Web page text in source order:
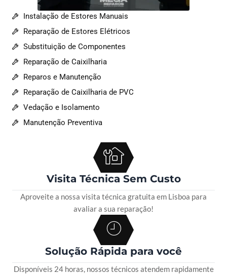
Instalação de Estores Manuais
Reparação de Estores Elétricos
Substituição de Componentes
Reparação de Caixilharia
Reparos e Manutenção
Reparação de Caixilharia de PVC
Vedação e Isolamento
Manutenção Preventiva
Visita Técnica Sem Custo
Aproveite a nossa visita técnica gratuita em Lisboa para
avaliar a sua reparação!
Solução Rápida para você
Disponíveis 24 horas, nossos técnicos atendem rapidamente